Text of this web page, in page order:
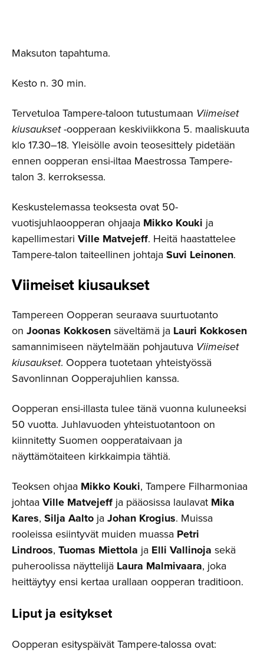
Maksuton tapahtuma.
Kesto n. 30 min.
Tervetuloa Tampere-taloon tutustumaan Viimeiset
kiusaukset-oopperaan keskiviikkona 5. maaliskuuta
klo 17.30–18. Yleisölle avoin teosesittely pidetään
ennen oopperan ensi-iltaa Maestrossa Tampere-
talon 3. kerroksessa.
Keskustelemassa teoksesta ovat 50-
vuotisjuhlaoopperan ohjaaja Mikko Kouki ja
kapellimestari Ville Matvejeff. Heitä haastattelee
Tampere-talon taiteellinen johtajaSuvi Leinonen.
Viimeiset kiusaukset
Tampereen Oopperan seuraava suurtuotanto
on Joonas Kokkosensäveltämä ja Lauri Kokkosen
samannimiseen näytelmään pohjautuva Viimeiset
kiusaukset. Ooppera tuotetaan yhteistyössä
Savonlinnan Oopperajuhlien kanssa.
Oopperan ensi-illasta tulee tänä vuonna kuluneeksi
50 vuotta. Juhlavuoden yhteistuotantoon on
kiinnitetty Suomen oopperataivaan ja
näyttämötaiteen kirkkaimpia tähtiä.
Teoksen ohjaa Mikko Kouki, Tampere Filharmoniaa
johtaaVille Matvejeff ja pääosissa laulavat Mika
Kares, Silja Aalto jaJohan Krogius. Muissa
rooleissa esiintyvät muiden muassa Petri
Lindroos, Tuomas Miettola ja Elli Vallinoja sekä
puheroolissa näyttelijä Laura Malmivaara, joka
heittäytyy ensi kertaa urallaan oopperan traditioon.
Liput ja esitykset
Oopperan esityspäivät Tampere-talossa ovat: